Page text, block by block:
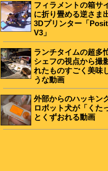
フィラメントの箱サ
に折り畳める逆さま
3Dプリンター「
V3」
ランチタイムの超多
シェフの視点から撮
れたものすごく美味
うな動画
外部からのハッキン
ロボット犬が「くた
とくずおれる動画